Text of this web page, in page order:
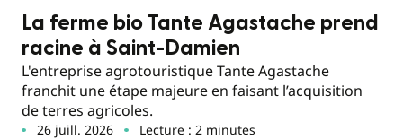
La ferme bio Tante Agastache prend
racine à Saint-Damien
L'entreprise agrotouristique Tante Agastache
franchit une étape majeure en faisant l’acquisition
de terres agricoles.
26 juill. 2026 Lecture : 2 minutes